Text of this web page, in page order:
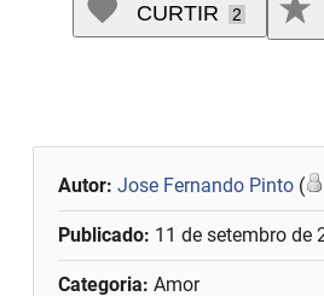
CURTIR 2
Autor:Jose Fernando Pinto (
Publicado: 11 de setembro de
Categoria: Amor